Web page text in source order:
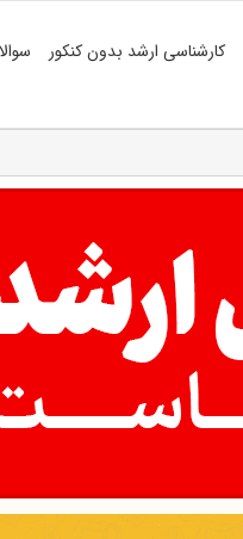
کارشناسی ارشد بدون کنکور